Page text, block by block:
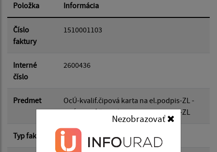
Nezobrazovať
Dátum od:
Dátum do:
Suma od:
Suma do:
Položka Informácia
Číslo
faktury
1510001103
Interné
číslo
2600436
Predmet
OcÚ-kvalif.čipová karta na el.podpis-ZL -
OcÚ-kvalif.čipová karta na el.podpis-ZL
Typ faktúry dodávateľská